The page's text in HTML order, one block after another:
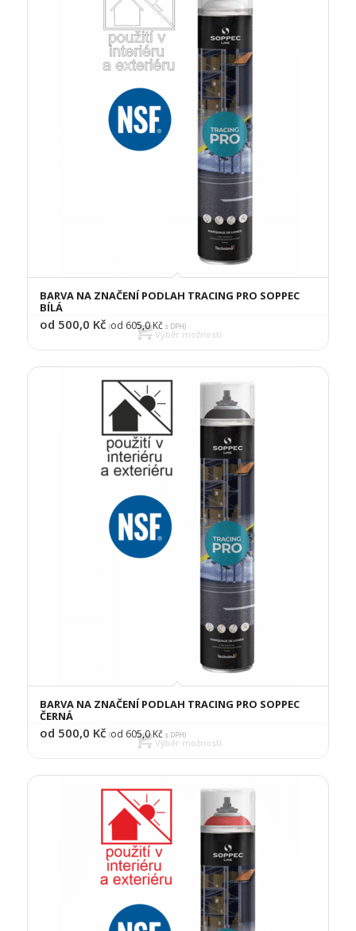
BARVA NA ZNAČENÍ PODLAH TRACING PRO SOPPEC
BÍLÁ
od 500,0 Kč (od 605,0Kčs DPH)
Výběr možností
BARVA NA ZNAČENÍ PODLAH TRACING PRO SOPPEC
ČERNÁ
od 500,0 Kč (od 605,0Kčs DPH)
Výběr možností